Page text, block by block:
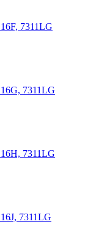
7311LG
7311LG
7311LG
7311LG